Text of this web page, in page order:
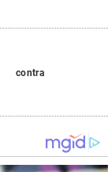
contra